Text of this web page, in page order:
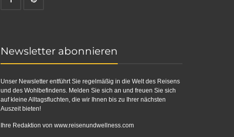
Newsletter abonnieren
Unser Newsletter entführt Sie regelmäßig in die Welt des Reisens
und des Wohlbefindens. Melden Sie sich an und freuen Sie sich
auf kleine Alltagsfluchten, die wir Ihnen bis zu Ihrer nächsten
Auszeit bieten!
Ihre Redaktion von www.reisenundwellness.com